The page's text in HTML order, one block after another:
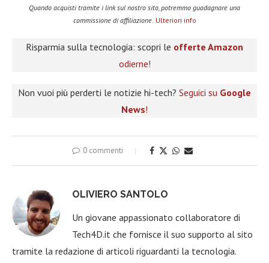
Quando acquisti tramite i link sul nostro sito, potremmo guadagnare una
commissione di affiliazione. Ulteriori info
Risparmia sulla tecnologia: scopri le offerte Amazon
odierne!
Non vuoi più perderti le notizie hi-tech? Seguici su Google
News!
0 commenti
OLIVIERO SANTOLO
Un giovane appassionato collaboratore di
Tech4D.it che fornisce il suo supporto al sito
tramite la redazione di articoli riguardanti la tecnologia.